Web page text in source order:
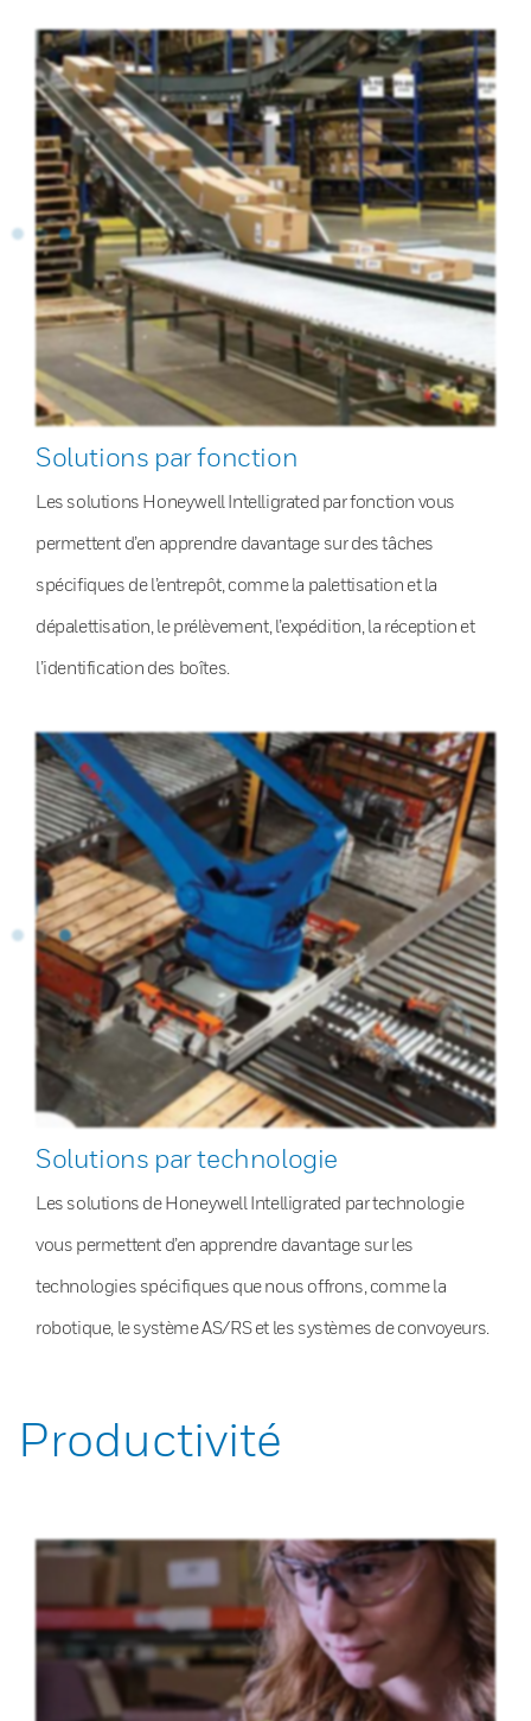
Solutions par fonction
Les solutions Honeywell Intelligrated par fonction vous
permettent d’en apprendre davantage sur des tâches
spécifiques de l’entrepôt, comme la palettisation et la
dépalettisation, le prélèvement, l’expédition, la réception et
l’identification des boîtes.
Solutions par technologie
Les solutions de Honeywell Intelligrated par technologie
vous permettent d’en apprendre davantage sur les
technologies spécifiques que nous offrons, comme la
robotique, le système AS/RS et les systèmes de convoyeurs.
Productivité